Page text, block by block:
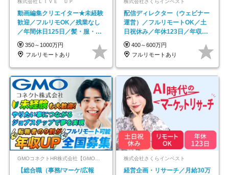
動画編集クリエイター★未経験
歓迎／フルリモOK／残業なし
／年間休日125日／髪・服・ネ
イル自由／研修充実で安心
350～1000万円
フルリモートあり
配信ディレクター（ウェビナー
運営）／フルリモートOK／土
日祝休み／年休123日／年収
600万円可
400～600万円
フルリモートあり
GMOコネクトHR株式会社【GMOインターネットグループ】
【総合職（事務/マーケ/広報
株式会社さくらインベスト
経営企画・リサーチ／月給30万